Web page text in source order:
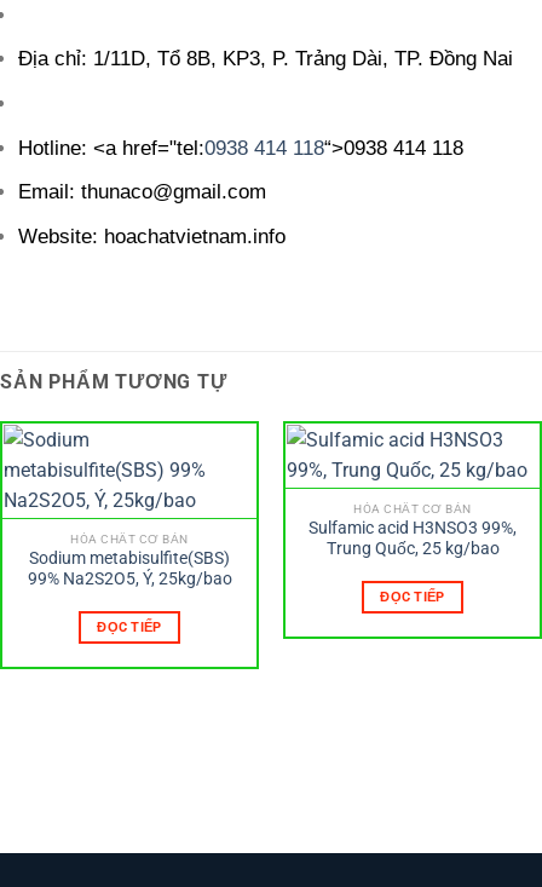
Địa chỉ: 1/11D, Tổ 8B, KP3, P. Trảng Dài, TP. Đồng Nai
Hotline: <a href="tel:0938 414 118“>0938 414 118
Email: thunaco@gmail.com
Website: hoachatvietnam.info
SẢN PHẨM TƯƠNG TỰ
HÓA CHẤT CƠ BẢN
Sodium metabisulfite(SBS)
99% Na2S2O5, Ý, 25kg/bao
ĐỌC TIẾP
HÓA CHẤT CƠ BẢN
Sulfamic acid H3NSO3 99%,
Trung Quốc, 25 kg/bao
ĐỌC TIẾP